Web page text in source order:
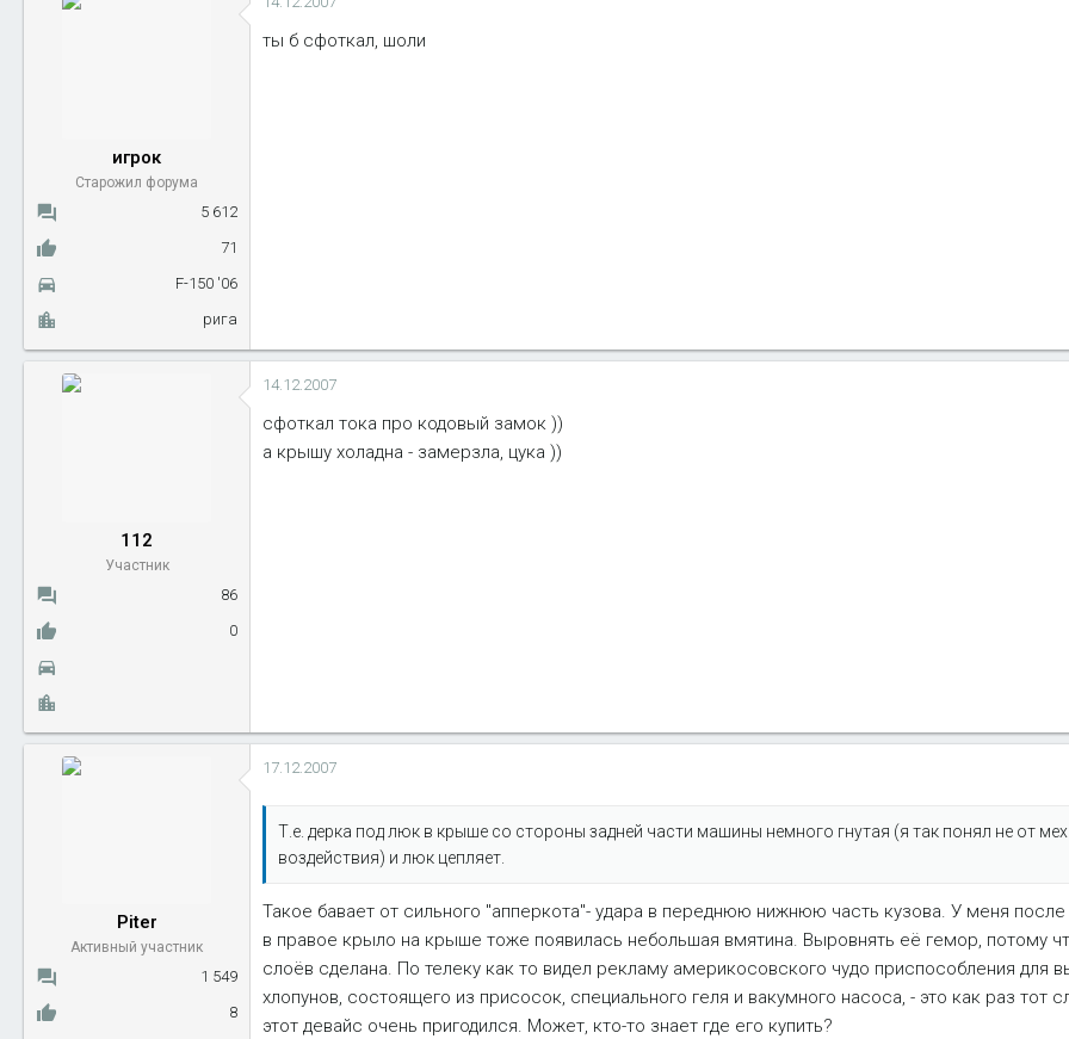
игрок
Старожил форума
5 612
71
F-150 '06
рига
ты б сфоткал, шоли
112
Участник
86
0
14.12.2007
сфоткал тока про кодовый замок ))
а крышу холадна - замерзла, цука ))
Piter
Активный участник
1 549
8
17.12.2007
Т.е. дерка под люк в крыше со стороны задней части машины немного гнутая (я так понял не от
воздействия) и люк цепляет.
Такое бавает от сильного "апперкота"- удара в переднюю нижнюю часть кузова. У меня после
в правое крыло на крыше тоже появилась небольшая вмятина. Выровнять её гемор, потому
слоёв сделана. По телеку как то видел рекламу америкосовского чудо приспособления для
хлопунов, состоящего из присосок, специального геля и вакумного насоса, - это как раз тот
этот девайс очень пригодился. Может, кто-то знает где его купить?